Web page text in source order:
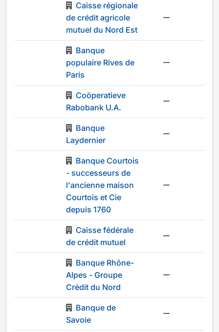
Caisse régionale
de crédit agricole
mutuel du Nord Est
Banque
populaire Rives de
Paris
Coöperatieve
Rabobank U.A.
Banque
Laydernier
Banque Courtois
- successeurs de
l'ancienne maison
Courtois et Cie
depuis 1760
Caisse fédérale
de crédit mutuel
Banque Rhône-
Alpes - Groupe
Crédit du Nord
Banque de
Savoie